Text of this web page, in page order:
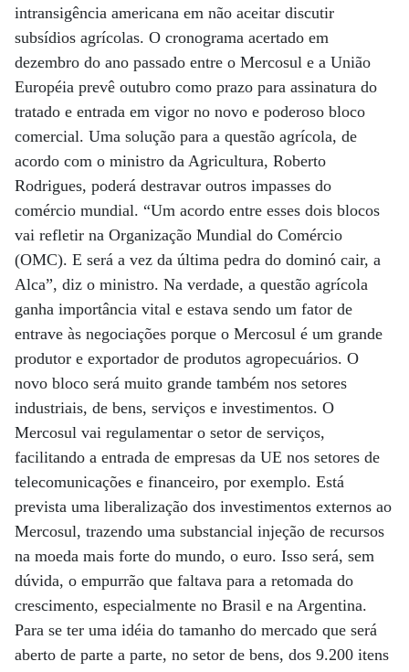
intransigência americana em não aceitar discutir
subsídios agrícolas. O cronograma acertado em
dezembro do ano passado entre o Mercosul e a União
Européia prevê outubro como prazo para assinatura do
tratado e entrada em vigor no novo e poderoso bloco
comercial. Uma solução para a questão agrícola, de
acordo com o ministro da Agricultura, Roberto
Rodrigues, poderá destravar outros impasses do
comércio mundial. “Um acordo entre esses dois blocos
vai refletir na Organização Mundial do Comércio
(OMC). E será a vez da última pedra do dominó cair, a
Alca”, diz o ministro. Na verdade, a questão agrícola
ganha importância vital e estava sendo um fator de
entrave às negociações porque o Mercosul é um grande
produtor e exportador de produtos agropecuários. O
novo bloco será muito grande também nos setores
industriais, de bens, serviços e investimentos. O
Mercosul vai regulamentar o setor de serviços,
facilitando a entrada de empresas da UE nos setores de
telecomunicações e financeiro, por exemplo. Está
prevista uma liberalização dos investimentos externos ao
Mercosul, trazendo uma substancial injeção de recursos
na moeda mais forte do mundo, o euro. Isso será, sem
dúvida, o empurrão que faltava para a retomada do
crescimento, especialmente no Brasil e na Argentina.
Para se ter uma idéia do tamanho do mercado que será
aberto de parte a parte, no setor de bens, dos 9.200 itens